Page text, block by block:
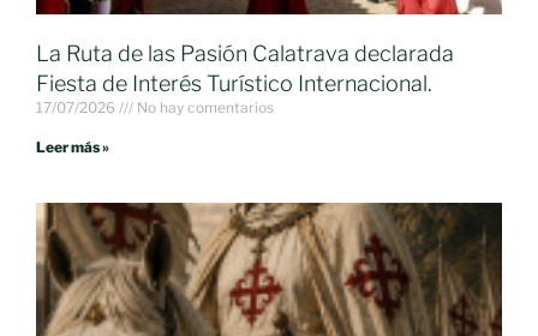
La Ruta de las Pasión Calatrava declarada
Fiesta de Interés Turístico Internacional.
17/07/2026 No hay comentarios
Leer más »